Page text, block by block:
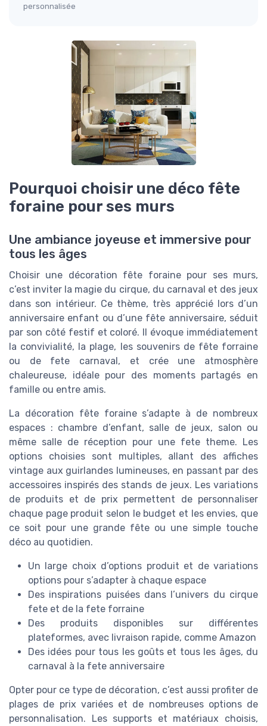
personnalisée
Pourquoi choisir une déco fête
foraine pour ses murs
Une ambiance joyeuse et immersive pour
tous les âges
Choisir une décoration fête foraine pour ses murs,
c’est inviter la magie du cirque, du carnaval et des jeux
dans son intérieur. Ce thème, très apprécié lors d’un
anniversaire enfant ou d’une fête anniversaire, séduit
par son côté festif et coloré. Il évoque immédiatement
la convivialité, la plage, les souvenirs de fête forraine
ou de fete carnaval, et crée une atmosphère
chaleureuse, idéale pour des moments partagés en
famille ou entre amis.
La décoration fête foraine s’adapte à de nombreux
espaces : chambre d’enfant, salle de jeux, salon ou
même salle de réception pour une fete theme. Les
options choisies sont multiples, allant des affiches
vintage aux guirlandes lumineuses, en passant par des
accessoires inspirés des stands de jeux. Les variations
de produits et de prix permettent de personnaliser
chaque page produit selon le budget et les envies, que
ce soit pour une grande fête ou une simple touche
déco au quotidien.
Un large choix d’options produit et de variations
options pour s’adapter à chaque espace
Des inspirations puisées dans l’univers du cirque
fete et de la fete forraine
Des produits disponibles sur différentes
plateformes, avec livraison rapide, comme Amazon
Des idées pour tous les goûts et tous les âges, du
carnaval à la fete anniversaire
Opter pour ce type de décoration, c’est aussi profiter de
plages de prix variées et de nombreuses options de
personnalisation. Les supports et matériaux choisis,